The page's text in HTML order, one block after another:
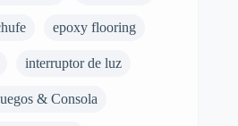
epoxy flooring
interruptor de luz
& Consola